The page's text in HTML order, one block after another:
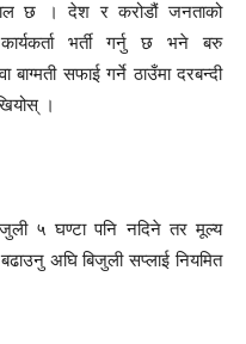
छ । देश र करोडौं जनताको
भर्ती गर्नु छ भने बरु
बाग्मती सफाई गर्ने ठाउँमा दरबन्दी
।
५ घण्टा पनि नदिने तर मूल्य
अघि बिजुली सप्लाई नियमित